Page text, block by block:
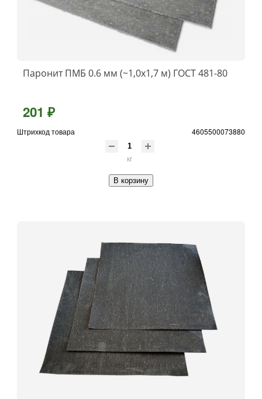
Паронит ПМБ 0.6 мм (~1,0х1,7 м) ГОСТ 481-80
201 ₽
Штрихкод товара 4605500073880
кг
В корзину